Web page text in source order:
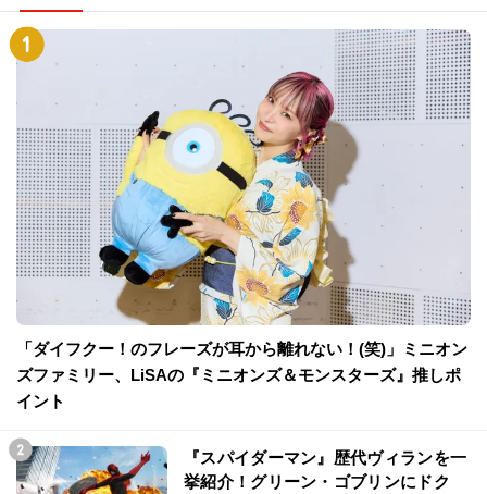
「ダイフクー！のフレーズが耳から離れない！(笑)」ミニオン
ズファミリー、LiSAの『ミニオンズ＆モンスターズ』推しポ
イント
『スパイダーマン』歴代ヴィランを一
挙紹介！グリーン・ゴブリンにドク